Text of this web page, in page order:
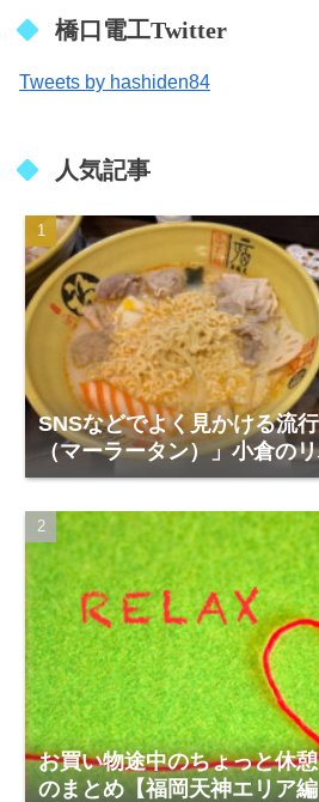
橋口電工Twitter
Tweets by hashiden84
人気記事
SNSなどでよく見かける流
（マーラータン）」小倉の
階「福恩麻辣湯」
お買い物途中のちょっと休
のまとめ【福岡天神エリア